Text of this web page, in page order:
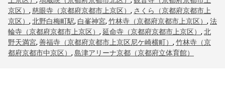
京区） , 慈眼寺（京都府京都市上京区） , さくら（京都府京都市上
京区） , 北野白梅町駅, 白峯神宮, 竹林寺（京都府京都市上京区） , 法
輪寺（京都府京都市上京区） , 延命寺（京都府京都市上京区） , 北
野天満宮, 善福寺（京都府京都市上京区尼ケ崎横町） , 竹林寺（京
都府京都市中京区） , 島津アリーナ京都（京都府立体育館）